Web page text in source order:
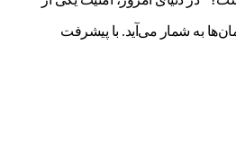
به شمار می‌آید. با پیشرفت